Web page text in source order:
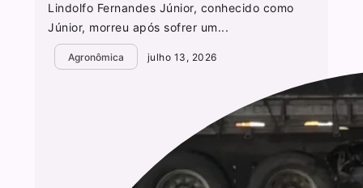
Lindolfo Fernandes Júnior, conhecido como
Júnior, morreu após sofrer um...
Agronômica julho 13, 2026